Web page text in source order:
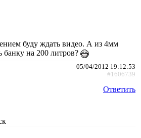
буду ждать видео. А из 4мм
банку на 200 литров?
05/04/2012 19:12:53
#1606739
Ответить